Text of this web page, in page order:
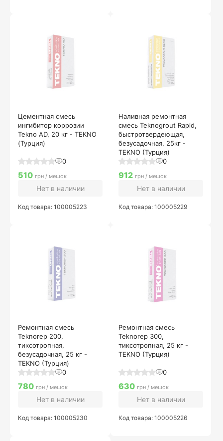
Цементная смесь
ингибитор коррозии
Tekno AD, 20 кг - TEKNO
(Турция)
0
510 грн / мешок
Нет в наличии
Код товара: 100005223
Наливная ремонтная
смесь Teknogrout Rapid,
быстротвердеющая,
безусадочная, 25кг -
TEKNO (Турция)
0
912 грн / мешок
Нет в наличии
Код товара: 100005229
Ремонтная смесь
Teknorep 200,
тиксотропная,
безусадочная, 25 кг -
TEKNO (Турция)
0
780 грн / мешок
Нет в наличии
Код товара: 100005230
Ремонтная смесь
Teknorep 300,
тиксотропная, 25 кг -
TEKNO (Турция)
0
630 грн / мешок
Нет в наличии
Код товара: 100005226